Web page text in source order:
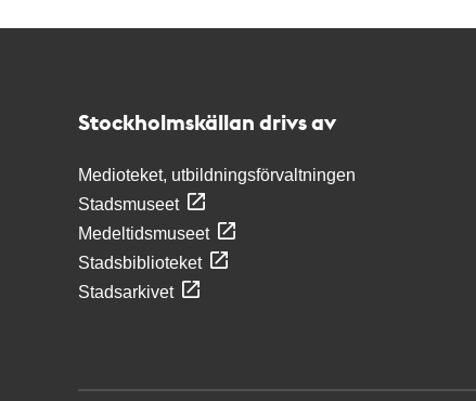
Stockholmskällan drivs av
Medioteket, utbildningsförvaltningen
Stadsmuseet
Medeltidsmuseet
Stadsbiblioteket
Stadsarkivet